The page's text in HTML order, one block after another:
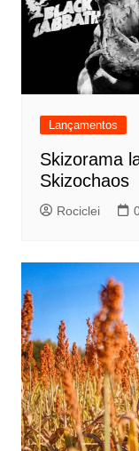
Lançamentos
Skizorama
Skizochaos
Rociclei